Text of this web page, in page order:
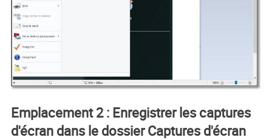
Emplacement 2 : Enregistrer les captures
d'écran dans le dossier Captures d'écran